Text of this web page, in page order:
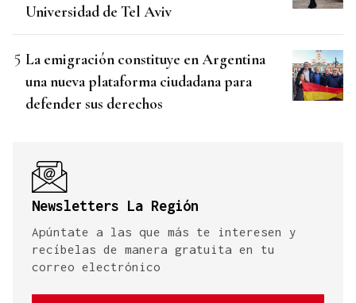
Universidad de Tel Aviv
La emigración constituye en Argentina
una nueva plataforma ciudadana para
defender sus derechos
Newsletters La Región
Apúntate a las que más te interesen y
recíbelas de manera gratuita en tu
correo electrónico